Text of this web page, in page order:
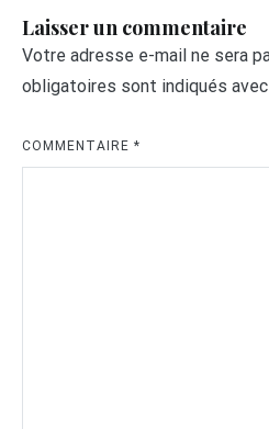
Laisser un commentaire
Votre adresse e-mail ne sera
obligatoires sont indiqués avec
COMMENTAIRE *